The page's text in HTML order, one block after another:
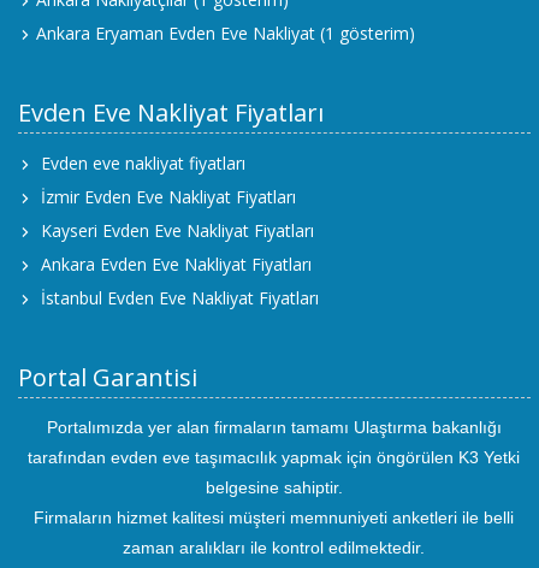
Ankara Eryaman Evden Eve Nakliyat (1 gösterim)
Evden Eve Nakliyat Fiyatları
Evden eve nakliyat fiyatları
İzmir Evden Eve Nakliyat Fiyatları
Kayseri Evden Eve Nakliyat Fiyatları
Ankara Evden Eve Nakliyat Fiyatları
İstanbul Evden Eve Nakliyat Fiyatları
Portal Garantisi
Portalımızda yer alan firmaların tamamı Ulaştırma bakanlığı
tarafından evden eve taşımacılık yapmak için öngörülen K3 Yetki
belgesine sahiptir.
Firmaların hizmet kalitesi müşteri memnuniyeti anketleri ile belli
zaman aralıkları ile kontrol edilmektedir.